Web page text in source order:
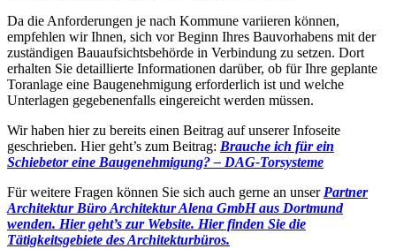
Da die Anforderungen je nach Kommune variieren können,
empfehlen wir Ihnen, sich vor Beginn Ihres Bauvorhabens mit der
zuständigen Bauaufsichtsbehörde in Verbindung zu setzen. Dort
erhalten Sie detaillierte Informationen darüber, ob für Ihre geplante
Toranlage eine Baugenehmigung erforderlich ist und welche
Unterlagen gegebenenfalls eingereicht werden müssen.
Wir haben hier zu bereits einen Beitrag auf unserer Infoseite
geschrieben. Hier geht’s zum Beitrag: Brauche ich für ein
Schiebetor eine Baugenehmigung? – DAG-Torsysteme
Für weitere Fragen können Sie sich auch gerne an unser Partner
Architektur Büro Architektur Alena GmbH aus Dortmund
wenden. Hier geht’s zur Website. Hier finden Sie die
Tätigkeitsgebiete des Architekturbüros.